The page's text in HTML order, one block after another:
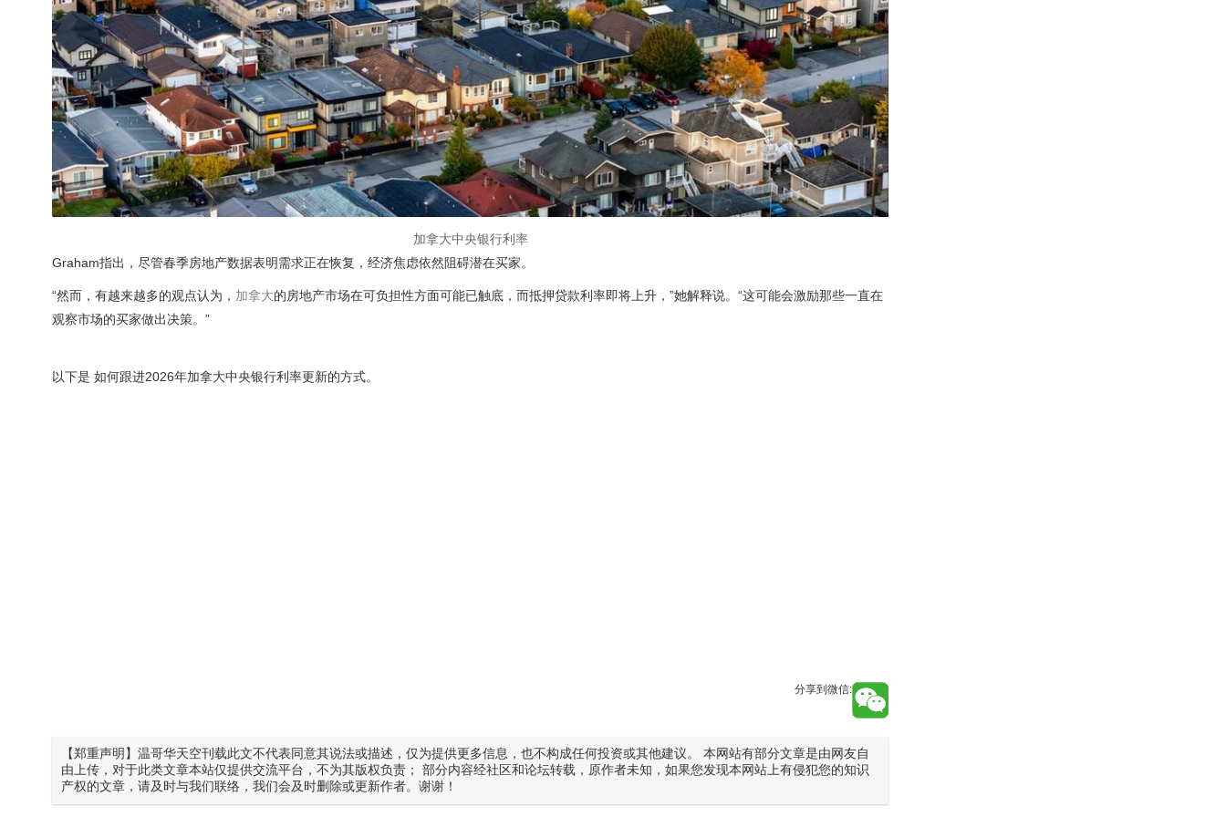
加拿大中央银行利率
Graham指出，尽管春季房地产数据表明需求正在恢复，经济焦虑依然阻碍潜在买家。
“然而，有越来越多的观点认为， 加拿大的房地产市场在可负担性方面可能已触底，而抵押贷款利率即将上升，”她解释说。“这可能会激励那些一直在
观察市场的买家做出决策。”
以下是 如何跟进2026年加拿大中央银行利率更新的方式。
分享到微信:
【郑重声明】温哥华天空刊载此文不代表同意其说法或描述，仅为提供更多信息，也不构成任何投资或其他建议。 本网站有部分文章是由网友自
由上传，对于此类文章本站仅提供交流平台，不为其版权负责； 部分内容经社区和论坛转载，原作者未知，如果您发现本网站上有侵犯您的知识
产权的文章，请及时与我们联络，我们会及时删除或更新作者。谢谢！